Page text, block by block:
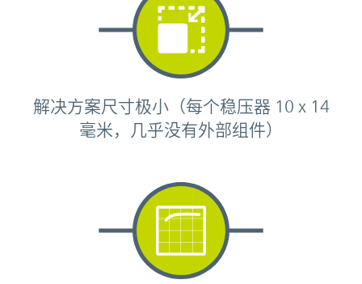
解决方案尺寸极小（每个稳压器 10 x 14
毫米，几乎没有外部组件）